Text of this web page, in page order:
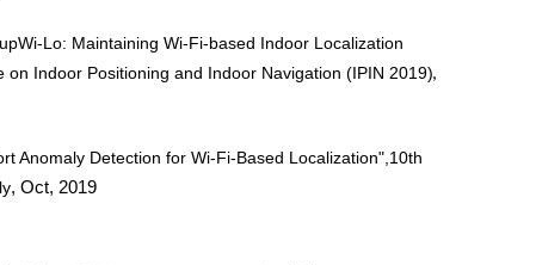
Lo: Maintaining Wi-Fi-based Indoor Localization
Indoor Positioning and Indoor Navigation (IPIN 2019),
Anomaly Detection for Wi-Fi-Based Localization",10th
, Oct, 2019